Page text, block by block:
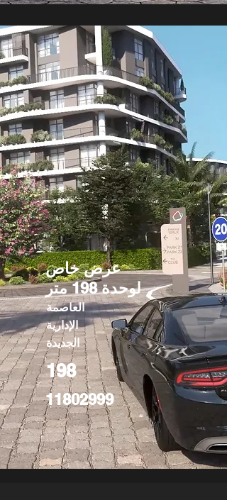
عرض خاص
لوحدة 198 متر
العاصمة
الإدارية
الجديدة
198
11802999